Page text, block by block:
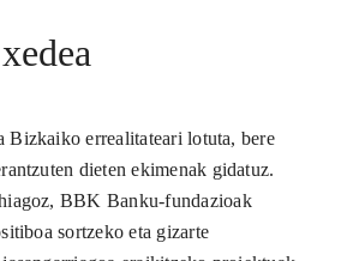
Bizkaiko errealitateari lotuta, bere
dieten ekimenak gidatuz.
BBK Banku-fundazioak
sortzeko eta gizarte